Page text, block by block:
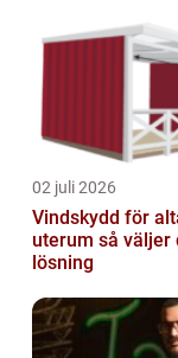
02 juli 2026
Vindskydd för
uterum så väljer du rätt
lösning